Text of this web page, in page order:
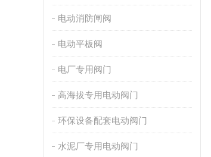
电动消防闸阀
电动平板阀
电厂专用阀门
高海拔专用电动阀门
环保设备配套电动阀门
水泥厂专用电动阀门